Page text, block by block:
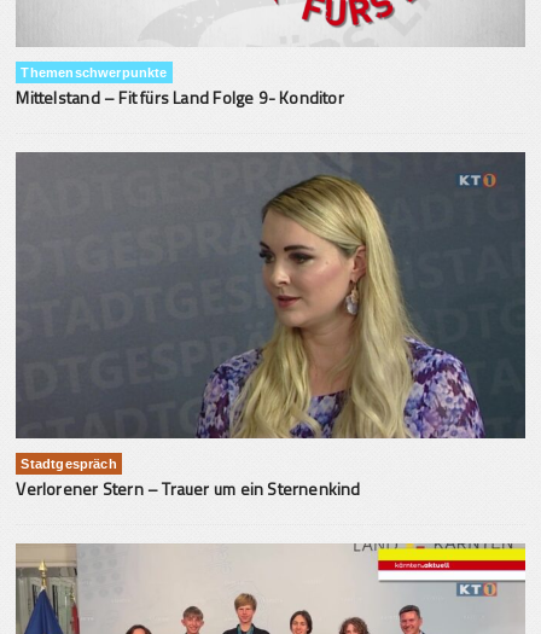
Themenschwerpunkte
Mittelstand – Fit fürs Land Folge 9- Konditor
Stadtgespräch
Verlorener Stern – Trauer um ein Sternenkind